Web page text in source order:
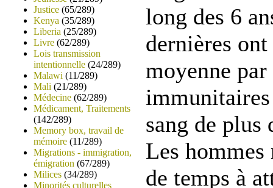
Justice (65/289)
Kenya (35/289)
Liberia (25/289)
Livre (62/289)
Lois transmission
intentionnelle (24/289)
Malawi (11/289)
Mali (21/289)
Médecine (62/289)
Médicament, Traitements
(142/289)
Memory box, travail de
mémoire (11/289)
Migrations - immigration,
émigration (67/289)
Milices (34/289)
Minorités culturelles
long des 6
dernières
moyenne
sang de plus
Les
de temps à